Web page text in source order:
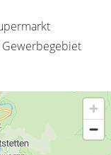
Gewerbegebiet